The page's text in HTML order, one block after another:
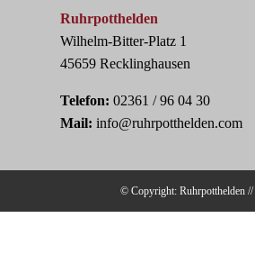
Ruhrpotthelden
Wilhelm-Bitter-Platz 1
45659 Recklinghausen
Telefon: 02361 / 96 04 30
Mail: info@ruhrpotthelden.com
© Copyright: Ruhrpotthelden